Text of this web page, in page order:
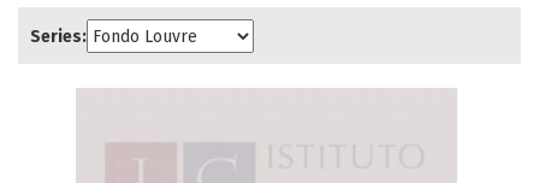
Series: